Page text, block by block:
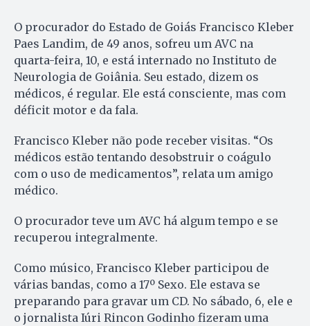
O procurador do Estado de Goiás Francisco Kleber
Paes Landim, de 49 anos, sofreu um AVC na
quarta-feira, 10, e está internado no Instituto de
Neurologia de Goiânia. Seu estado, dizem os
médicos, é regular. Ele está consciente, mas com
déficit motor e da fala.
Francisco Kleber não pode receber visitas. “Os
médicos estão tentando desobstruir o coágulo
com o uso de medicamentos”, relata um amigo
médico.
O procurador teve um AVC há algum tempo e se
recuperou integralmente.
Como músico, Francisco Kleber participou de
várias bandas, como a 17º Sexo. Ele estava se
preparando para gravar um CD. No sábado, 6, ele e
o jornalista Iúri Rincon Godinho fizeram uma